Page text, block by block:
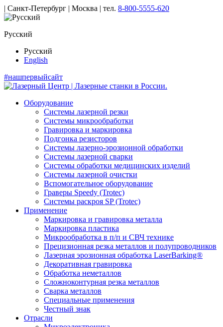
| Санкт-Петербург | Москва | тел. 8-800-5555-620
Русский
Русский
English
#нашпервыйсайт
Оборудование
Системы лазерной резки
Системы микрообработки
Гравировка и маркировка
Подгонка резисторов
Системы лазерно-эрозионной обработки
Системы лазерной сварки
Системы обработки медицинских изделий
Системы лазерной очистки
Вспомогательное оборудование
Граверы Speedy (Trotec)
Системы раскроя SP (Trotec)
Применение
Маркировка и гравировка металла
Маркировка пластика
Микрообработка в п/п и СВЧ технике
Прецизионная резка металлов и полупроводников
Лазерная эрозионная обработка LaserBarking®
Декоративная гравировка
Обработка неметаллов
Сложноконтурная резка металлов
Сварка металлов
Специальные применения
Честный знак
Отрасли